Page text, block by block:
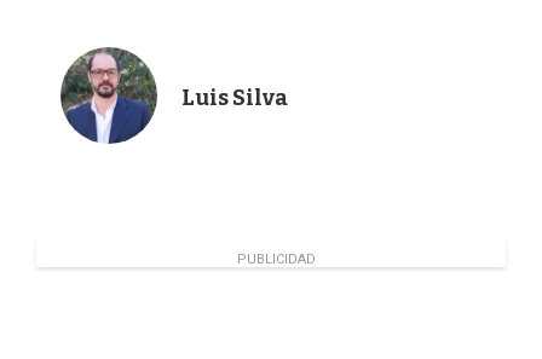
Luis Silva
PUBLICIDAD